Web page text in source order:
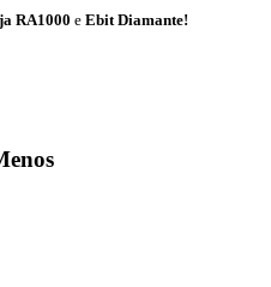
RA1000 e Ebit Diamante!